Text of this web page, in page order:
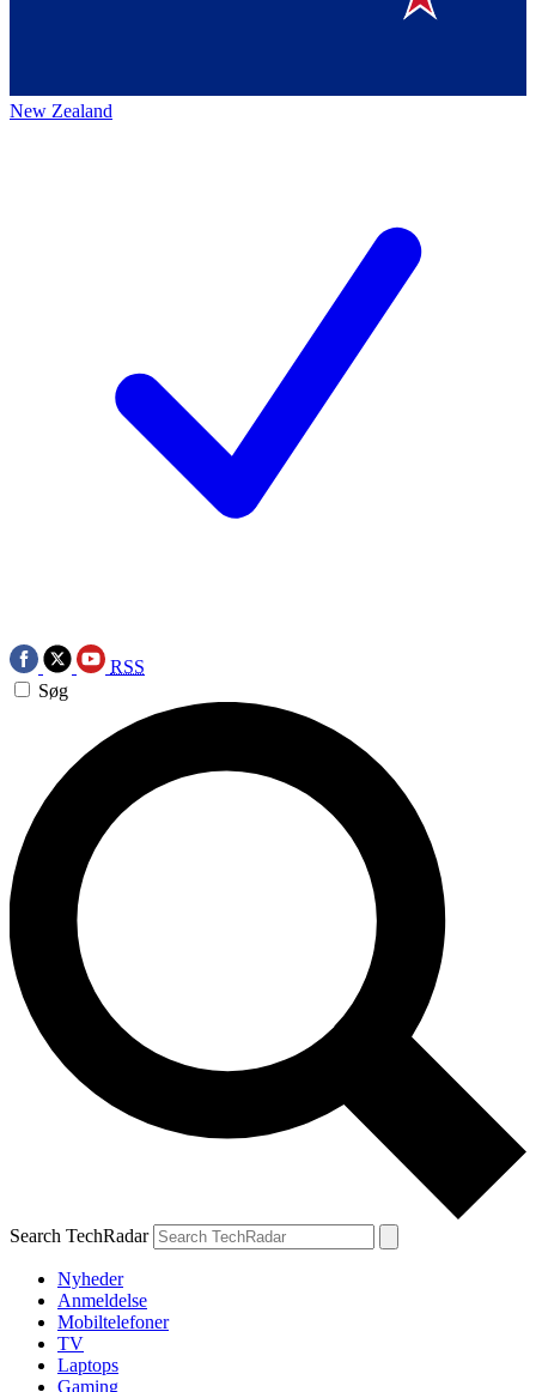
New Zealand
RSS
Søg
Search TechRadar
Nyheder
Anmeldelse
Mobiltelefoner
TV
Laptops
Gaming